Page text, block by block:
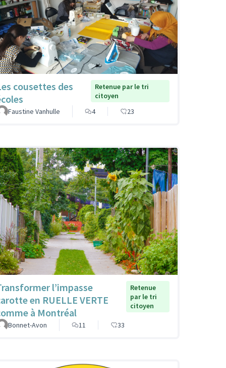
cousettes des
Retenue par le tri
citoyen
Faustine Vanhulle
4 23
l’impasse
en RUELLE VERTE
à Montréal
Retenue
par le tri
citoyen
Bonnet-Avon 11 33